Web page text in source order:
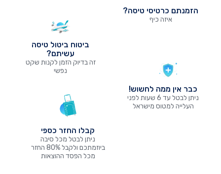
הזמנתם כרטיסי טיסה?
איזה כיף
ביטוח ביטול טיסה
עשיתם?
זה בדיוק הזמן לקנות שקט
נפשי
כבר אין ממה לחשוש!
ניתן לבטל עד 6 שעות לפני
העלייה למטוס מישראל
קבלו החזר כספי
ניתן לבטל מכל סיבה
ביוזמתכם ולקבל 80% החזר
מכל הפסד ההוצאות